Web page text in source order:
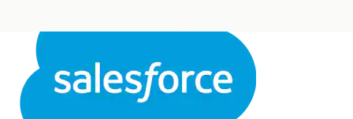
StängStäng